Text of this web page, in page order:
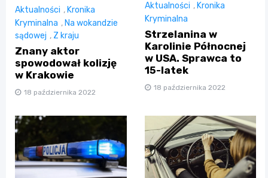
Aktualności , Kronika
Kryminalna , Na wokandzie
sądowej , Z kraju
Znany aktor
spowodował kolizję
w Krakowie
18 października 2022
Aktualności , Kronika
Kryminalna
Strzelanina w
Karolinie Północnej
w USA. Sprawca to
15-latek
18 października 2022